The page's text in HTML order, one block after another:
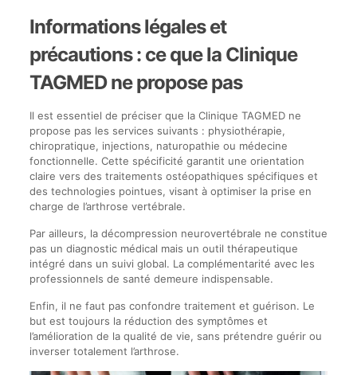
Informations légales et
précautions : ce que la Clinique
TAGMED ne propose pas
Il est essentiel de préciser que la Clinique TAGMED ne
propose pas les services suivants : physiothérapie,
chiropratique, injections, naturopathie ou médecine
fonctionnelle. Cette spécificité garantit une orientation
claire vers des traitements ostéopathiques spécifiques et
des technologies pointues, visant à optimiser la prise en
charge de l’arthrose vertébrale.
Par ailleurs, la décompression neurovertébrale ne constitue
pas un diagnostic médical mais un outil thérapeutique
intégré dans un suivi global. La complémentarité avec les
professionnels de santé demeure indispensable.
Enfin, il ne faut pas confondre traitement et guérison. Le
but est toujours la réduction des symptômes et
l’amélioration de la qualité de vie, sans prétendre guérir ou
inverser totalement l’arthrose.